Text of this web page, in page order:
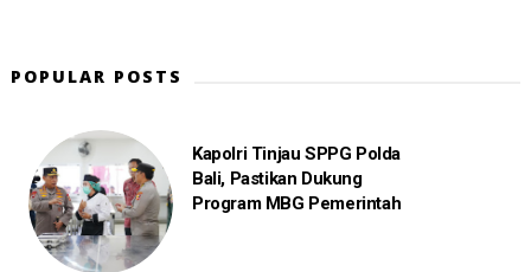
POPULAR POSTS
Kapolri Tinjau SPPG Polda
Bali, Pastikan Dukung
Program MBG Pemerintah